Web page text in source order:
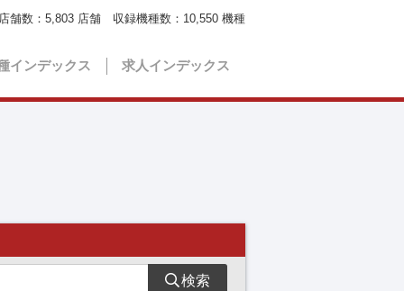
インデックス 求人インデックス
舗数： 5,803 店舗 収録機種数： 10,550 機種
検索